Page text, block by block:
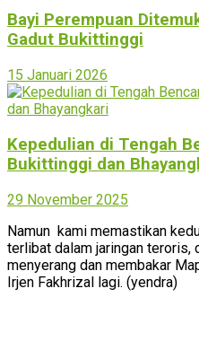
Bayi Perempuan
Gadut Bukittinggi
15 Januari 2026
Kepedulian di Tengah
Bukittinggi dan
29 November 2025
Namun kami memastikan
terlibat dalam jaringan teroris,
menyerang dan membakar
Irjen Fakhrizal lagi. (yendra)